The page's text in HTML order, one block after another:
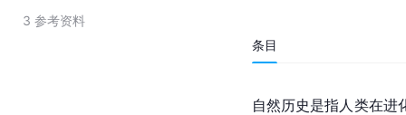
3 参考资料
条目
自然历史是指人类在进